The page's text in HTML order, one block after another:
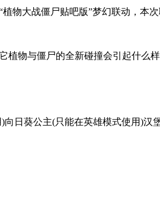
物大战僵尸贴吧版”梦幻联动，本
植物与僵尸的全新碰撞会引起什么
向日葵公主(只能在英雄模式使用)汉